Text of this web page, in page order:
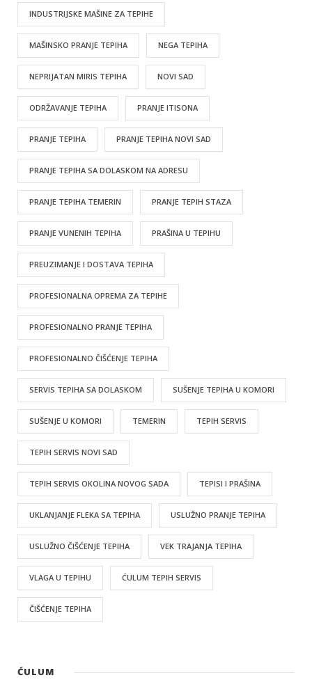
INDUSTRIJSKE MAŠINE ZA TEPIHE
MAŠINSKO PRANJE TEPIHA NEGA TEPIHA
NEPRIJATAN MIRIS TEPIHA NOVI SAD
ODRŽAVANJE TEPIHA PRANJE ITISONA
PRANJE TEPIHA PRANJE TEPIHA NOVI SAD
PRANJE TEPIHA SA DOLASKOM NA ADRESU
PRANJE TEPIHA TEMERIN PRANJE TEPIH STAZA
PRANJE VUNENIH TEPIHA PRAŠINA U TEPIHU
PREUZIMANJE I DOSTAVA TEPIHA
PROFESIONALNA OPREMA ZA TEPIHE
PROFESIONALNO PRANJE TEPIHA
PROFESIONALNO ČIŠĆENJE TEPIHA
SERVIS TEPIHA SA DOLASKOM SUŠENJE TEPIHA U KOMORI
SUŠENJE U KOMORI TEMERIN TEPIH SERVIS
TEPIH SERVIS NOVI SAD
TEPIH SERVIS OKOLINA NOVOG SADA TEPISI I PRAŠINA
UKLANJANJE FLEKA SA TEPIHA USLUŽNO PRANJE TEPIHA
USLUŽNO ČIŠĆENJE TEPIHA VEK TRAJANJA TEPIHA
VLAGA U TEPIHU ĆULUM TEPIH SERVIS
ČIŠĆENJE TEPIHA
ĆULUM